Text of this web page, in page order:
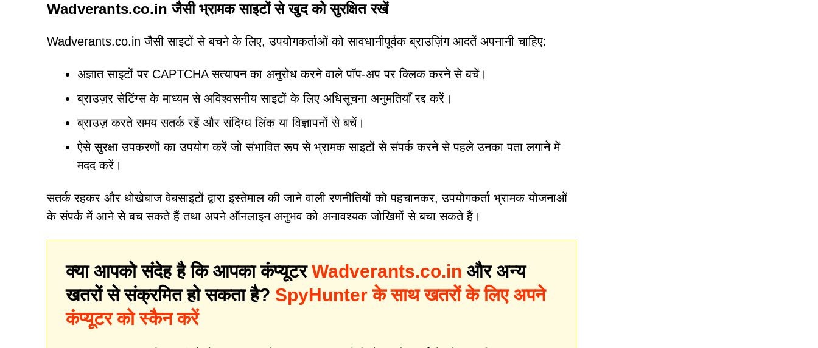
Wadverants.co.in जैसी भ्रामक साइटों से खुद को सुरक्षित रखें
Wadverants.co.in जैसी साइटों से बचने के लिए, उपयोगकर्ताओं को सावधानीपूर्वक ब्राउज़िंग आदतें अपनानी चाहिए:
अज्ञात साइटों पर CAPTCHA सत्यापन का अनुरोध करने वाले पॉप-अप पर क्लिक करने से बचें।
ब्राउज़र सेटिंग्स के माध्यम से अविश्वसनीय साइटों के लिए अधिसूचना अनुमतियाँ रद्द करें।
ब्राउज़ करते समय सतर्क रहें और संदिग्ध लिंक या विज्ञापनों से बचें।
ऐसे सुरक्षा उपकरणों का उपयोग करें जो संभावित रूप से भ्रामक साइटों से संपर्क करने से पहले उनका पता लगाने में
मदद करें।
सतर्क रहकर और धोखेबाज वेबसाइटों द्वारा इस्तेमाल की जाने वाली रणनीतियों को पहचानकर, उपयोगकर्ता भ्रामक योजनाओं
के संपर्क में आने से बच सकते हैं तथा अपने ऑनलाइन अनुभव को अनावश्यक जोखिमों से बचा सकते हैं।
क्या आपको संदेह है कि आपका कंप्यूटरWadverants.co.in और अन्य
खतरों से संक्रमित हो सकता है? SpyHunter के साथ खतरों के लिए अपने
कंप्यूटर को स्कैन करें